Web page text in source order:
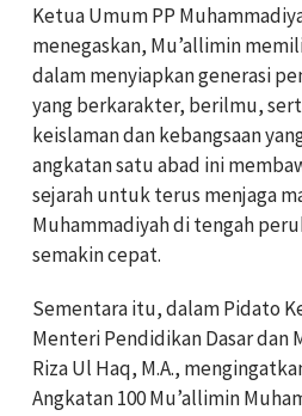
Ketua Umum PP
menegaskan, Mu’allimin
dalam menyiapkan generasi
yang berkarakter, berilmu,
keislaman dan kebangsaan
angkatan satu abad ini
sejarah untuk terus menjaga
Muhammadiyah di tengah
semakin cepat.
Sementara itu, dalam Pidato
Menteri Pendidikan Dasar dan
Riza Ul Haq, M.A.,
Angkatan 100 Mu’allimin